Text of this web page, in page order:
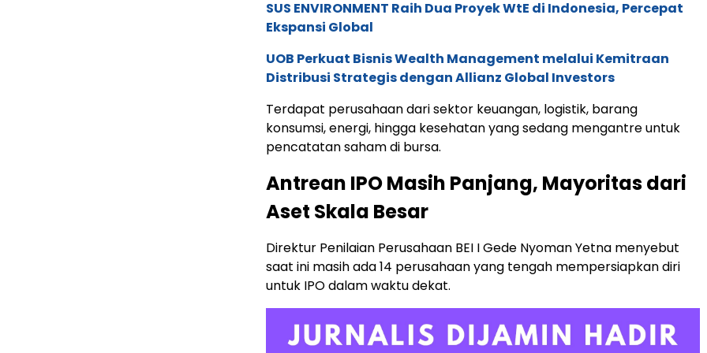
SUS ENVIRONMENT Raih Dua Proyek WtE di Indonesia, Percepat
Ekspansi Global
UOB Perkuat Bisnis Wealth Management melalui Kemitraan
Distribusi Strategis dengan Allianz Global Investors
Terdapat perusahaan dari sektor keuangan, logistik, barang
konsumsi, energi, hingga kesehatan yang sedang mengantre untuk
pencatatan saham di bursa.
Antrean IPO Masih Panjang, Mayoritas dari
Aset Skala Besar
Direktur Penilaian Perusahaan BEI I Gede Nyoman Yetna menyebut
saat ini masih ada 14 perusahaan yang tengah mempersiapkan diri
untuk IPO dalam waktu dekat.